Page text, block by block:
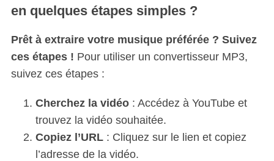
en quelques étapes simples ?
Prêt à extraire votre musique préférée ? Suivez
ces étapes ! Pour utiliser un convertisseur MP3,
suivez ces étapes :
Cherchez la vidéo: Accédez à YouTube et
trouvez la vidéo souhaitée.
Copiez l’URL: Cliquez sur le lien et copiez
l’adresse de la vidéo.